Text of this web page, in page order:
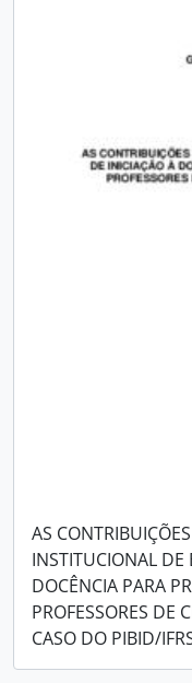
AS
INSTITUCIONAL DE
DOCÊNCIA PARA
PROFESSORES DE
CASO DO PIBID/